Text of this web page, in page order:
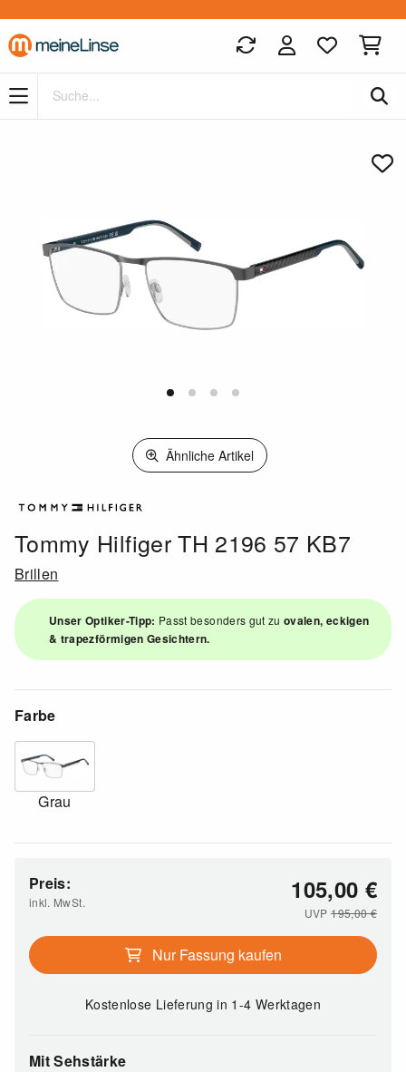
Zum Hauptinhalt springen
Ähnliche Artikel
Tommy Hilfiger TH 2196 57 KB7
Brillen
Unser Optiker-Tipp: Passt besonders gut zuovalen, eckigen
& trapezförmigen Gesichtern.
Farbe
Grau
Preis:
inkl. MwSt. 105,00 €
UVP195,00€
Nur Fassung kaufen
Kostenlose Lieferungin 1-4 Werktagen
Mit Sehstärke